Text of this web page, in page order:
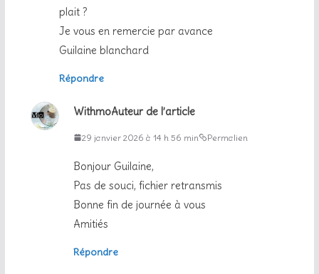
plait ?
Je vous en remercie par avance
Guilaine blanchard
Répondre
WithmoAuteur de l’article
29 janvier 2026 à 14 h 56 min Permalien
Bonjour Guilaine,
Pas de souci, fichier retransmis
Bonne fin de journée à vous
Amitiés
Répondre